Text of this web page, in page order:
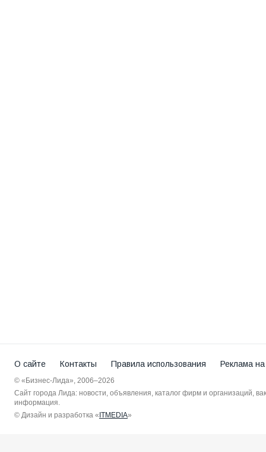
О сайте Контакты Правила использования Реклама
© «Бизнес-Лида», 2006–2026
Сайт города Лида: новости, объявления, каталог фирм и организаций,
информация.
© Дизайн и разработка « ITMEDIA»